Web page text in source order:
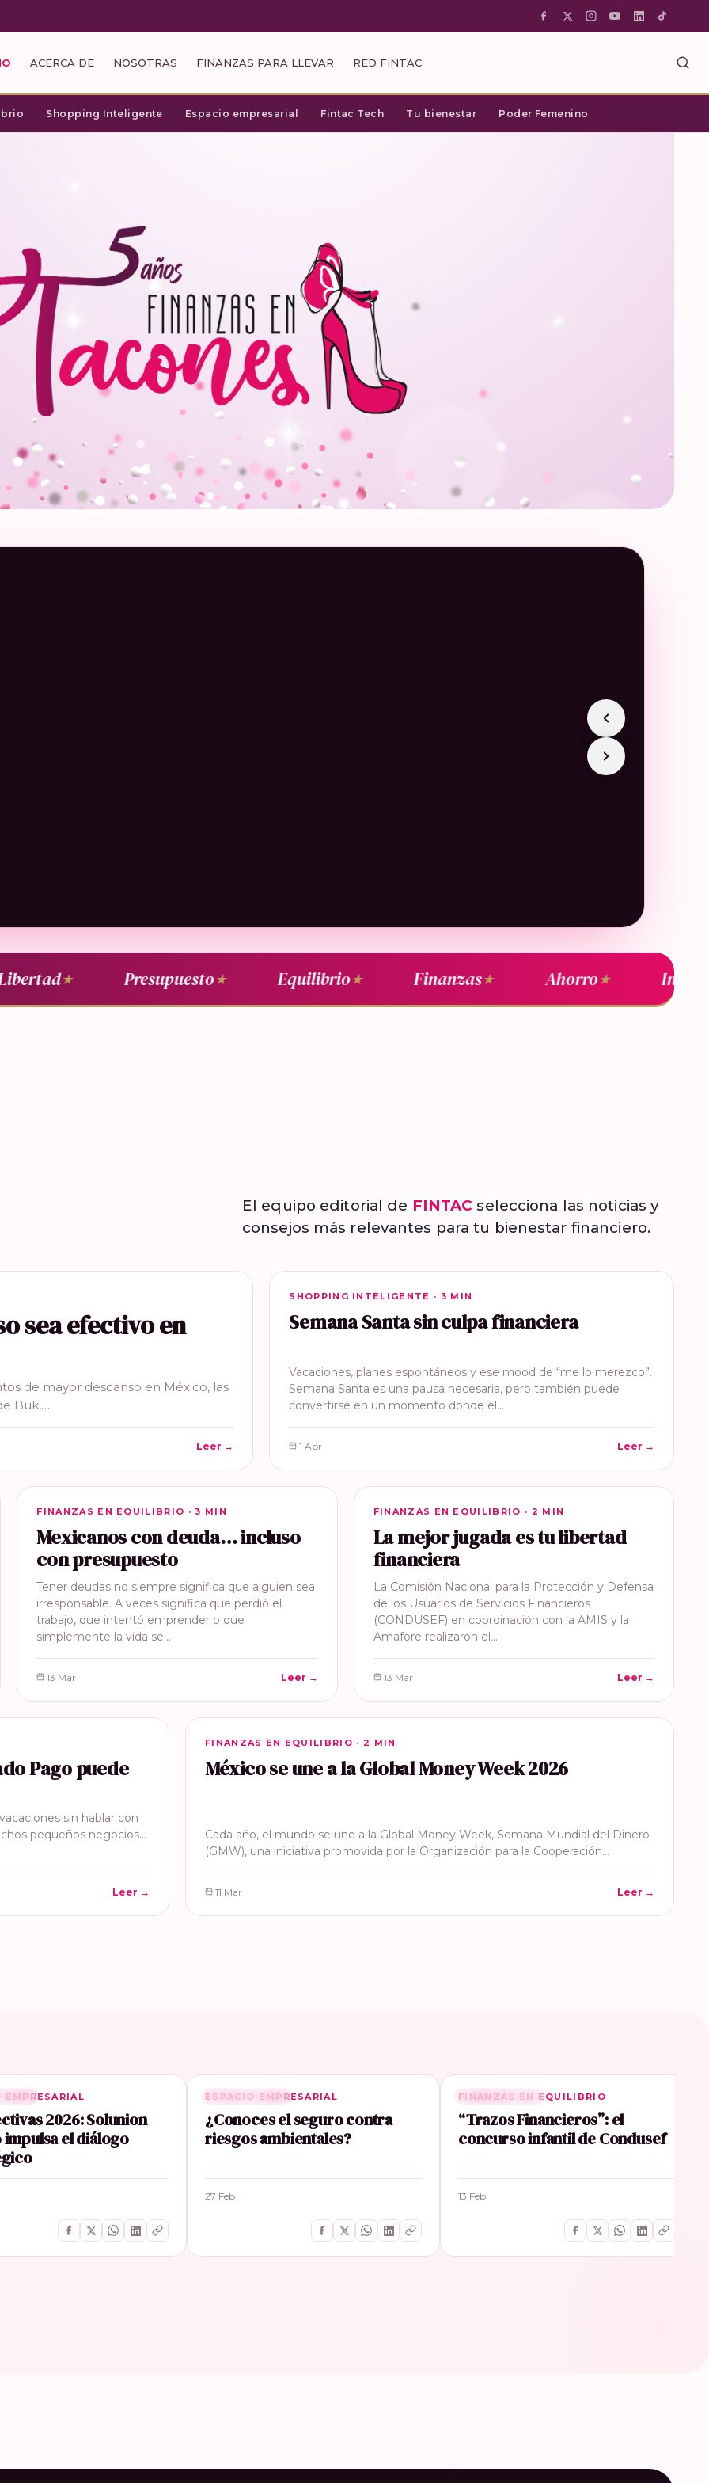
ACERCA DE NOSOTRAS FINANZAS PARA LLEVAR RED FINTAC
Shopping Inteligente Espacio empresarial Fintac Tech Tu bienestar Poder Femenino
★ Presupuesto★ Equilibrio★ Finanzas★ Ahorro★
El equipo editorial de FINTAC selecciona las noticias y
consejos más relevantes para tu bienestar financiero.
sea efectivo en
de mayor descanso en México, las
Buk,…
Leer →
SHOPPING INTELIGENTE
SHOPPING INTELIGENTE · 3 MIN
Semana Santa sin culpa financiera
Vacaciones, planes espontáneos y ese mood de “me lo merezco”.
Semana Santa es una pausa necesaria, pero también puede
convertirse en un momento donde el…
1 Abr Leer →
FINANZAS EN EQUILIBRIO
FINANZAS EN EQUILIBRIO · 3 MIN
Mexicanos con deuda… incluso
con presupuesto
Tener deudas no siempre significa que alguien sea
irresponsable. A veces significa que perdió el
trabajo, que intentó emprender o que
simplemente la vida se…
13 Mar Leer →
FINANZAS EN EQUILIBRIO
FINANZAS EN EQUILIBRIO · 2 MIN
La mejor jugada es tu libertad
financiera
La Comisión Nacional para la Protección y Defensa
de los Usuarios de Servicios Financieros
(CONDUSEF) en coordinación con la AMIS y la
Amafore realizaron el…
13 Mar Leer →
Pago puede
sin hablar con
pequeños negocios…
Leer →
FINANZAS EN EQUILIBRIO
FINANZAS EN EQUILIBRIO · 2 MIN
México se une a la Global Money Week 2026
Cada año, el mundo se une a la Global Money Week, Semana Mundial del Dinero
(GMW), una iniciativa promovida por la Organización para la Cooperación…
11 Mar Leer →
EMPRESARIAL
2026: Solunion
impulsa el diálogo
RELACIONADA
ESPACIO EMPRESARIAL
¿Conoces el seguro contra
riesgos ambientales?
27 Feb
RELACIONADA
FINANZAS EN EQUILIBRIO
“Trazos Financieros”: el
concurso infantil de Condusef
13 Feb